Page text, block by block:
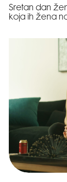
Sretan dan
koja ih žena